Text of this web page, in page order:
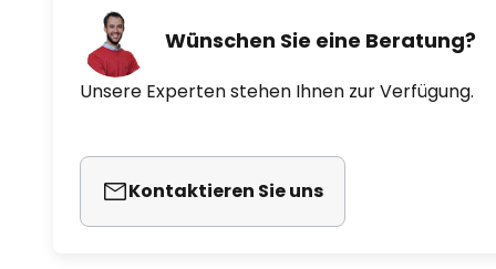
Wünschen Sie eine Beratung?
Unsere Experten stehen Ihnen zur Verfügung.
Kontaktieren Sie uns